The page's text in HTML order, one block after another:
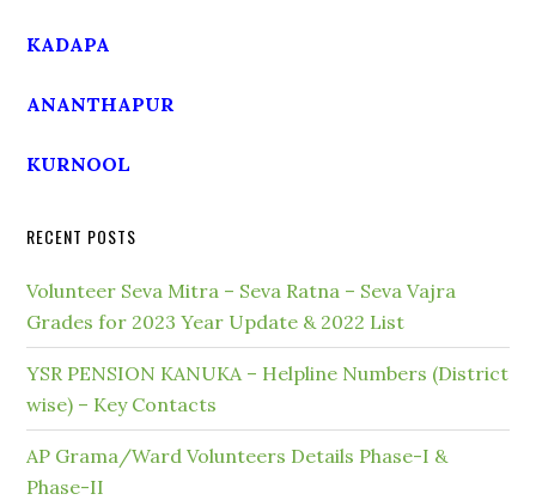
KADAPA
ANANTHAPUR
KURNOOL
RECENT POSTS
Volunteer Seva Mitra – Seva Ratna – Seva Vajra
Grades for 2023 Year Update & 2022 List
YSR PENSION KANUKA – Helpline Numbers (District
wise) – Key Contacts
AP Grama/Ward Volunteers Details Phase-I &
Phase-II